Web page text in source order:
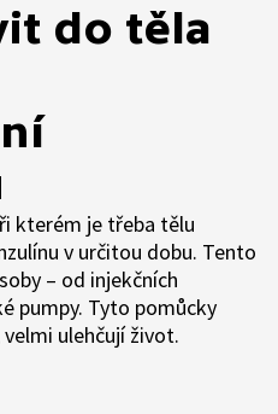
do těla
kterém je třeba tělu
v určitou dobu. Tento
– od injekčních
pumpy. Tyto pomůcky
ulehčují život.